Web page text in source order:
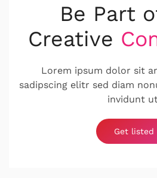
Be Part
Creative
Lorem ipsum dolor sit
sadipscing elitr sed diam
invidunt
Get listed